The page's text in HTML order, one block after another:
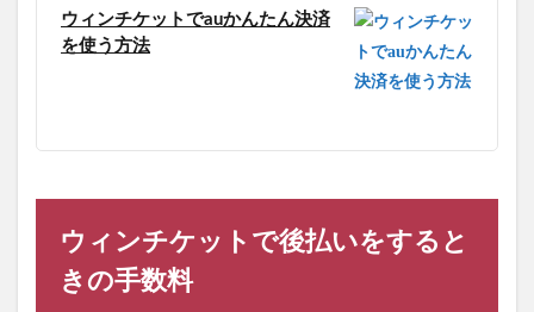
ウィンチケットでauかんたん決済
を使う方法
ウィンチケットで後払いをすると
きの手数料